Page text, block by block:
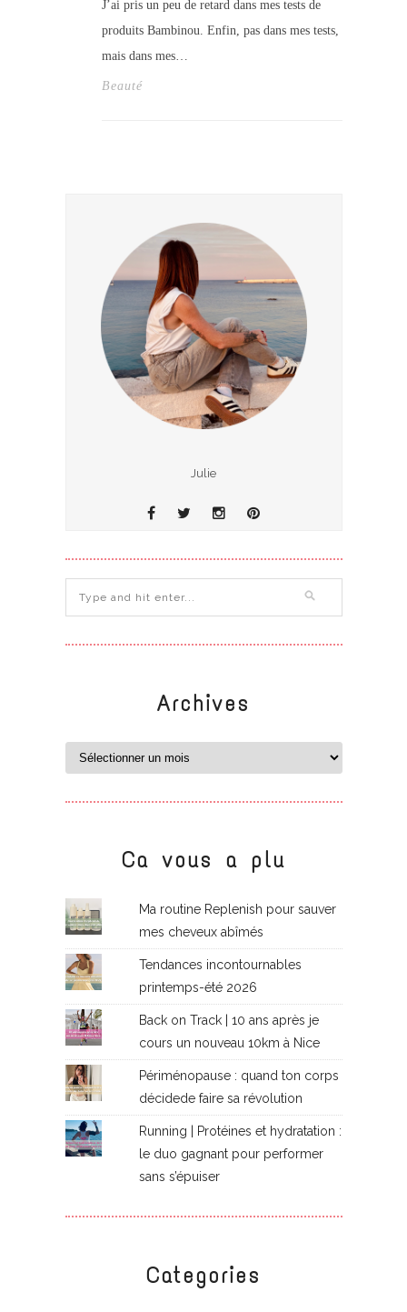
J’ai pris un peu de retard dans mes tests de
produits Bambinou. Enfin, pas dans mes tests,
mais dans mes…
Beauté
Julie
Archives
Ca vous a plu
Ma routine Replenish pour sauver
mes cheveux abîmés
Tendances incontournables
printemps-été 2026
Back on Track | 10 ans après je
cours un nouveau 10km à Nice
Périménopause : quand ton corps
décidede faire sa révolution
Running | Protéines et hydratation :
le duo gagnant pour performer
sans s’épuiser
Categories